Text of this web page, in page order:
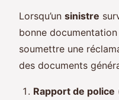
Lorsqu’un sinistre
bonne
soumettre une
des documents
Rapport de police